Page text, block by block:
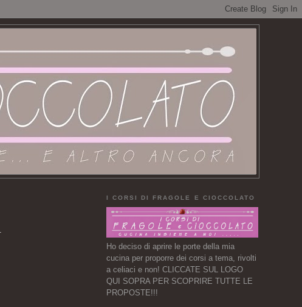
I CORSI DI FRAGOLE E CIOCCOLATO
Ho deciso di aprire le porte della mia
cucina per proporre dei corsi a tema, rivolti
a celiaci e non! CLICCATE SUL LOGO
QUI SOPRA PER SCOPRIRE TUTTE LE
PROPOSTE!!!